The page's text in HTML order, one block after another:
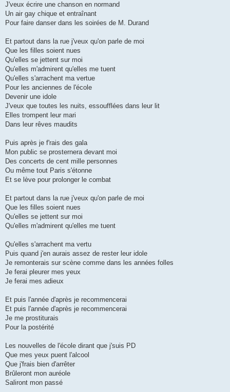
J'veux écrire une chanson en normand
Un air gay chique et entraînant
Pour faire danser dans les soirées de M. Durand
Et partout dans la rue j'veux qu'on parle de moi
Que les filles soient nues
Qu'elles se jettent sur moi
Qu'elles m'admirent qu'elles me tuent
Qu'elles s'arrachent ma vertue
Pour les anciennes de l'école
Devenir une idole
J'veux que toutes les nuits, essoufflées dans leur lit
Elles trompent leur mari
Dans leur rêves maudits
Puis après je f'rais des gala
Mon public se prosternera devant moi
Des concerts de cent mille personnes
Ou même tout Paris s'étonne
Et se lève pour prolonger le combat
Et partout dans la rue j'veux qu'on parle de moi
Que les filles soient nues
Qu'elles se jettent sur moi
Qu'elles m'admirent qu'elles me tuent
Qu'elles s'arrachent ma vertu
Puis quand j'en aurais assez de rester leur idole
Je remonterais sur scène comme dans les années folles
Je ferai pleurer mes yeux
Je ferai mes adieux
Et puis l'année d'après je recommencerai
Et puis l'année d'après je recommencerai
Je me prostiturais
Pour la postérité
Les nouvelles de l'école dirant que j'suis PD
Que mes yeux puent l'alcool
Que j'frais bien d'arrêter
Brûleront mon auréole
Saliront mon passé